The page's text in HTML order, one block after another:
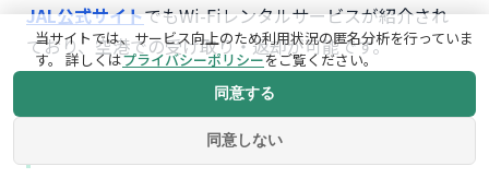
JAL公式サイトでもWi-Fiレンタルサービスが紹介され
ており、空港での受け取り・返却が可能です。
【衣類・服装】季節別おすすめ
アイテムと具体的なブランド
当サイトでは、サービス向上のため利用状況の匿名分析を行っていま
す。 詳しくはプライバシーポリシーをご覧ください。
同意しない
同意する